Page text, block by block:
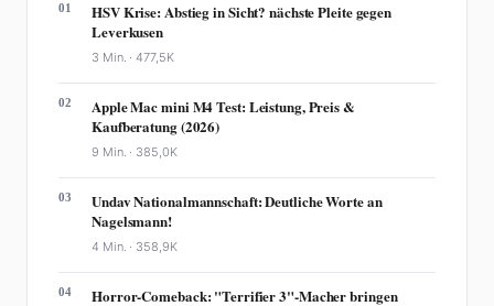
01
HSV Krise: Abstieg in Sicht? nächste Pleite gegen
Leverkusen
3 Min. ·477,5K
02
Apple Mac mini M4 Test: Leistung, Preis &
Kaufberatung (2026)
9 Min. · 385,0K
03
Undav Nationalmannschaft: Deutliche Worte an
Nagelsmann!
4 Min. · 358,9K
04
Horror-Comeback: "Terrifier 3"-Macher bringen